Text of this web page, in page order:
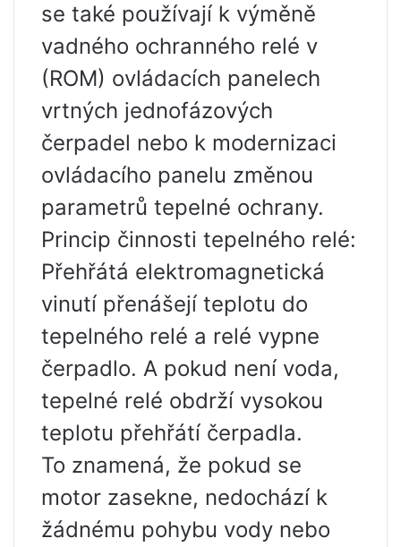
se také používají k výměně
vadného ochranného relé v
(ROM) ovládacích panelech
vrtných jednofázových
čerpadel nebo k modernizaci
ovládacího panelu změnou
parametrů tepelné ochrany.
Princip činnosti tepelného relé:
Přehřátá elektromagnetická
vinutí přenášejí teplotu do
tepelného relé a relé vypne
čerpadlo. A pokud není voda,
tepelné relé obdrží vysokou
teplotu přehřátí čerpadla.
To znamená, že pokud se
motor zasekne, nedochází k
žádnému pohybu vody nebo